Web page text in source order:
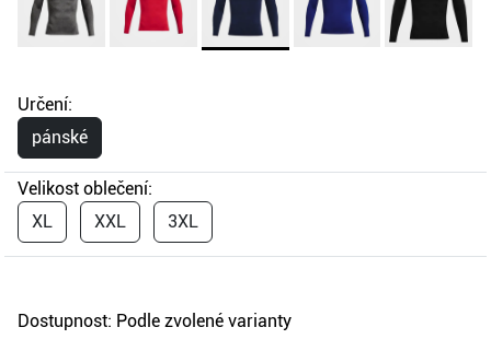
Určení:
pánské
Velikost oblečení:
XL
XXL 3XL
Dostupnost: Podle zvolené varianty